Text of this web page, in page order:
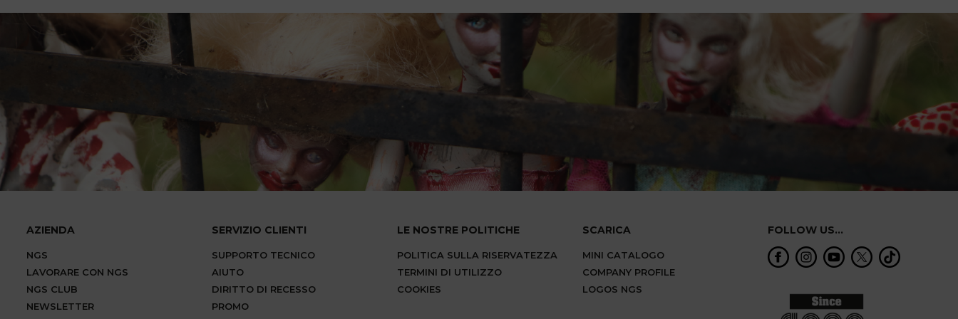
AZIENDA
NGS
LAVORARE CON NGS
NGS CLUB
NEWSLETTER
SERVIZIO CLIENTI
SUPPORTO TECNICO
AIUTO
DIRITTO DI RECESSO
PROMO
LE NOSTRE POLITICHE
POLITICA SULLA RISERVATEZZA
TERMINI DI UTILIZZO
COOKIES
SCARICA
MINI CATALOGO
COMPANY PROFILE
LOGOS NGS
FOLLOW US...